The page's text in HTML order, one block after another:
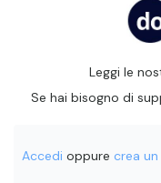
Leggi le
Se hai bisogno di
Accedi oppure crea